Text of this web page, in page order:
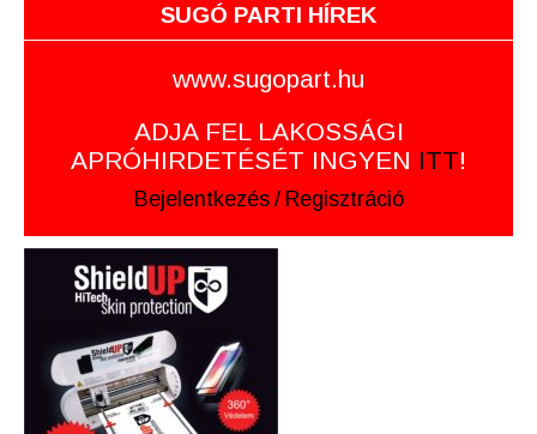
SUGÓ PARTI HÍREK
www.sugopart.hu
ADJA FEL LAKOSSÁGI
APRÓHIRDETÉSÉT INGYEN ITT!
Bejelentkezés / Regisztráció